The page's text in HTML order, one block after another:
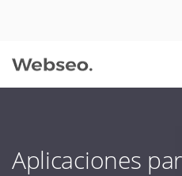
Aplicaciones
09:30 AM A